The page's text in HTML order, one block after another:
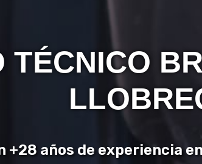
TÉCNICO
+28 años de experiencia